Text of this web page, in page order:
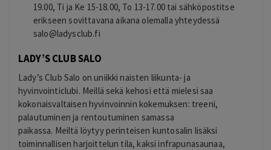
19.00, Ti ja Ke 15-18.00, To 13-17.00 tai sähköpostitse
erikseen sovittavana aikana olemalla yhteydessä
salo@ladysclub.fi
LADY’S CLUB SALO
Lady’s Club Salo on uniikki naisten liikunta- ja
hyvinvointiclubi. Meillä sekä kehosi että mielesi saa
kokonaisvaltaisen hyvinvoinnin kokemuksen: treeni,
palautuminen ja rentoutuminen samassa
paikassa. Meiltä löytyy perinteisen kuntosalin lisäksi
toiminnallisen harjoittelun tila, kaksi infrapunasaunaa,